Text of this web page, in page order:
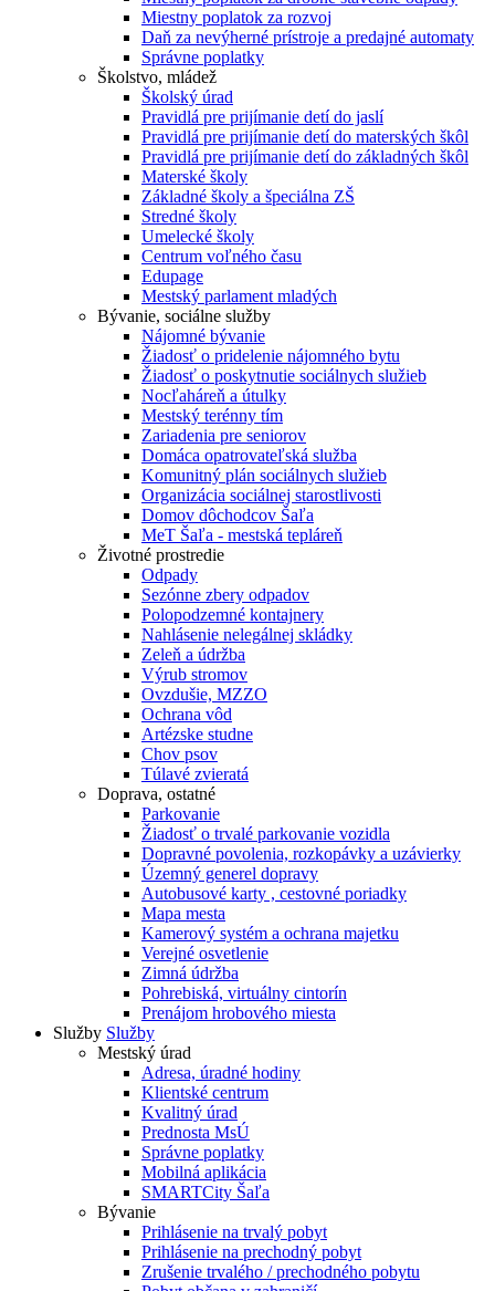
Miestny poplatok za rozvoj
Daň za nevýherné prístroje a predajné automaty
Správne poplatky
Školstvo, mládež
Školský úrad
Pravidlá pre prijímanie detí do jaslí
Pravidlá pre prijímanie detí do materských škôl
Pravidlá pre prijímanie detí do základných škôl
Materské školy
Základné školy a špeciálna ZŠ
Stredné školy
Umelecké školy
Centrum voľného času
Edupage
Mestský parlament mladých
Bývanie, sociálne služby
Nájomné bývanie
Žiadosť o pridelenie nájomného bytu
Žiadosť o poskytnutie sociálnych služieb
Nocľaháreň a útulky
Mestský terénny tím
Zariadenia pre seniorov
Domáca opatrovateľská služba
Komunitný plán sociálnych služieb
Organizácia sociálnej starostlivosti
Domov dôchodcov Šaľa
MeT Šaľa - mestská tepláreň
Životné prostredie
Odpady
Sezónne zbery odpadov
Polopodzemné kontajnery
Nahlásenie nelegálnej skládky
Zeleň a údržba
Výrub stromov
Ovzdušie, MZZO
Ochrana vôd
Artézske studne
Chov psov
Túlavé zvieratá
Doprava, ostatné
Parkovanie
Žiadosť o trvalé parkovanie vozidla
Dopravné povolenia, rozkopávky a uzávierky
Územný generel dopravy
Autobusové karty , cestovné poriadky
Mapa mesta
Kamerový systém a ochrana majetku
Verejné osvetlenie
Zimná údržba
Pohrebiská, virtuálny cintorín
Prenájom hrobového miesta
Služby Služby
Mestský úrad
Adresa, úradné hodiny
Klientské centrum
Kvalitný úrad
Prednosta MsÚ
Správne poplatky
Mobilná aplikácia
SMARTCity Šaľa
Bývanie
Prihlásenie na trvalý pobyt
Prihlásenie na prechodný pobyt
Zrušenie trvalého / prechodného pobytu